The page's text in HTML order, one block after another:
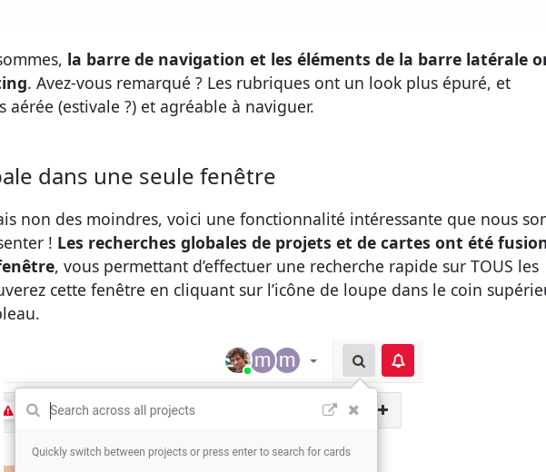
la barre de navigation et les éléments de la barre latérale
. Avez-vous remarqué ? Les rubriques ont un look plus épuré, et
aérée (estivale ?) et agréable à naviguer.
dans une seule fenêtre
non des moindres, voici une fonctionnalité intéressante que nous
! Les recherches globales de projets et de cartes ont été
, vous permettant d’effectuer une recherche rapide sur TOUS les
cette fenêtre en cliquant sur l’icône de loupe dans le coin